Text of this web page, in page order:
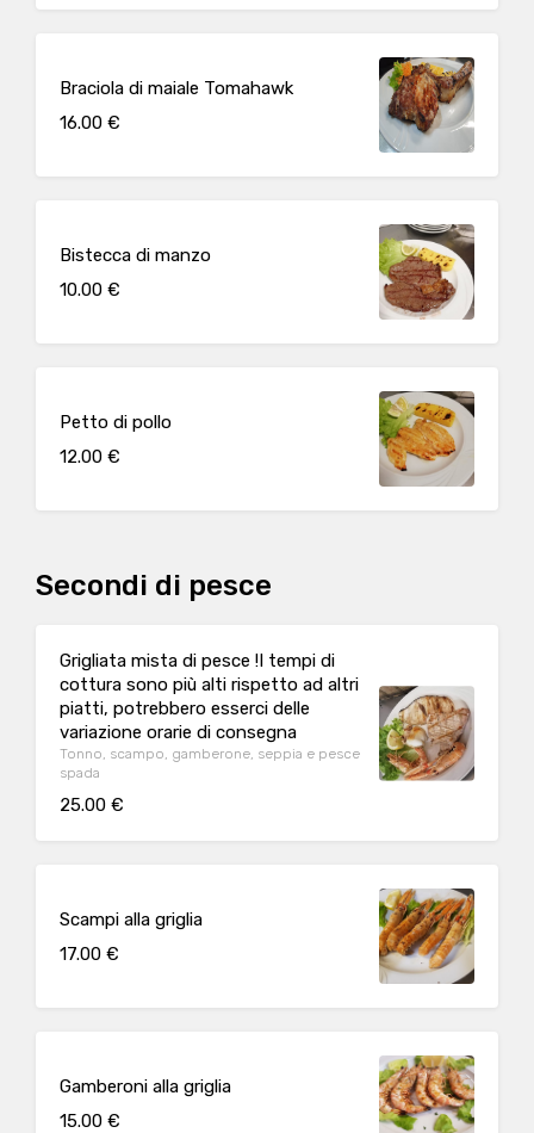
Braciola di maiale Tomahawk
16.00 €
Bistecca di manzo
10.00 €
Petto di pollo
12.00 €
Secondi di pesce
Grigliata mista di pesce !I tempi di
cottura sono più alti rispetto ad altri
piatti, potrebbero esserci delle
variazione orarie di consegna
Tonno, scampo, gamberone, seppia e pesce
spada
25.00 €
Scampi alla griglia
17.00 €
Gamberoni alla griglia
15.00 €